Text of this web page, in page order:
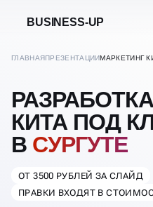
BUSINESS-UP
ГЛАВНАЯПРЕЗЕНТАЦИИМАРКЕТИНГ
КИТА ПОД
В СУРГУТЕ
ОТ 3500 РУБЛЕЙ ЗА СЛАЙД
ПРАВКИ ВХОДЯТ В